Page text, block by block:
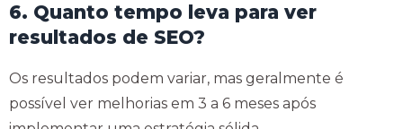
6. Quanto tempo leva para ver
resultados de SEO?
Os resultados podem variar, mas geralmente é
possível ver melhorias em 3 a 6 meses após